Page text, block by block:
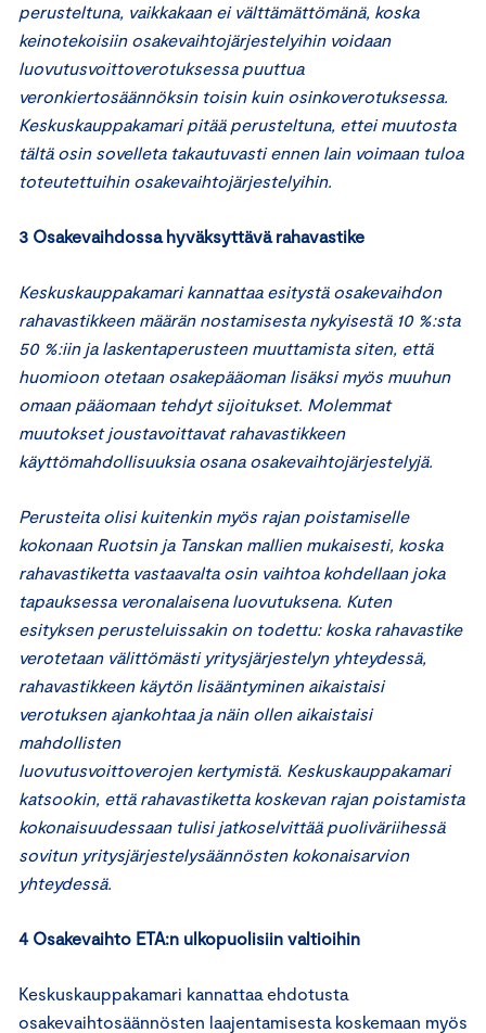
perusteltuna, vaikkakaan ei välttämättömänä, koska
keinotekoisiin osakevaihtojärjestelyihin voidaan
luovutusvoittoverotuksessa puuttua
veronkiertosäännöksin toisin kuin osinkoverotuksessa.
Keskuskauppakamari pitää perusteltuna, ettei muutosta
tältä osin sovelleta takautuvasti ennen lain voimaan tuloa
toteutettuihin osakevaihtojärjestelyihin.
3 Osakevaihdossa hyväksyttävä rahavastike
Keskuskauppakamari kannattaa esitystä osakevaihdon
rahavastikkeen määrän nostamisesta nykyisestä 10 %:sta
50 %:iin ja laskentaperusteen muuttamista siten, että
huomioon otetaan osakepääoman lisäksi myös muuhun
omaan pääomaan tehdyt sijoitukset. Molemmat
muutokset joustavoittavat rahavastikkeen
käyttömahdollisuuksia osana osakevaihtojärjestelyjä.
Perusteita olisi kuitenkin myös rajan poistamiselle
kokonaan Ruotsin ja Tanskan mallien mukaisesti, koska
rahavastiketta vastaavalta osin vaihtoa kohdellaan joka
tapauksessa veronalaisena luovutuksena. Kuten
esityksen perusteluissakin on todettu: koska rahavastike
verotetaan välittömästi yritysjärjestelyn yhteydessä,
rahavastikkeen käytön lisääntyminen aikaistaisi
verotuksen ajankohtaa ja näin ollen aikaistaisi
mahdollisten
luovutusvoittoverojen kertymistä. Keskuskauppakamari
katsookin, että rahavastiketta koskevan rajan poistamista
kokonaisuudessaan tulisi jatkoselvittää puoliväriihessä
sovitun yritysjärjestelysäännösten kokonaisarvion
yhteydessä.
4 Osakevaihto ETA:n ulkopuolisiin valtioihin
Keskuskauppakamari kannattaa ehdotusta
osakevaihtosäännösten laajentamisesta koskemaan myös